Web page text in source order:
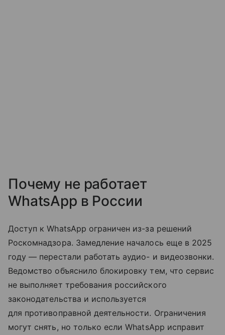
Почему не работает
WhatsApp в России
Доступ к WhatsApp ограничен из-за решений
Роскомнадзора. Замедление началось еще в 2025
году — перестали работать аудио- и видеозвонки.
Ведомство объяснило блокировку тем, что сервис
не выполняет требования российского
законодательства и используется
для противоправной деятельности. Ограничения
могут снять, но только если WhatsApp исправит